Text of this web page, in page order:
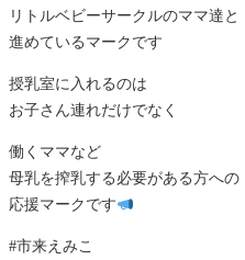
リトルベビーサークルのママ達と
進めているマークです
授乳室に入れるのは
お子さん連れだけでなく
働くママなど
母乳を搾乳する必要がある方への
応援マークです
#市来えみこ